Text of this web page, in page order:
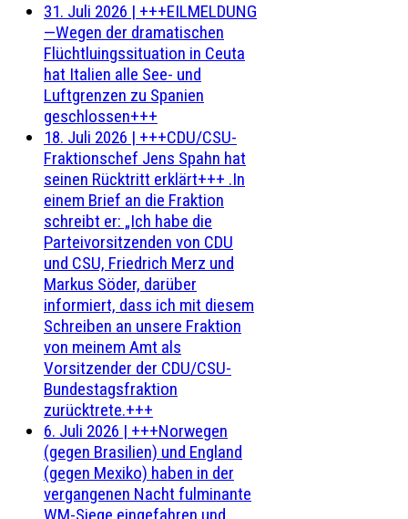
31. Juli 2026 | +++EILMELDUNG
—Wegen der dramatischen
Flüchtluingssituation in Ceuta
hat Italien alle See- und
Luftgrenzen zu Spanien
geschlossen+++
18. Juli 2026 | +++CDU/CSU-
Fraktionschef Jens Spahn hat
seinen Rücktritt erklärt+++ .In
einem Brief an die Fraktion
schreibt er: „Ich habe die
Parteivorsitzenden von CDU
und CSU, Friedrich Merz und
Markus Söder, darüber
informiert, dass ich mit diesem
Schreiben an unsere Fraktion
von meinem Amt als
Vorsitzender der CDU/CSU-
Bundestagsfraktion
zurücktrete.+++
6. Juli 2026 | +++Norwegen
(gegen Brasilien) und England
(gegen Mexiko) haben in der
vergangenen Nacht fulminante